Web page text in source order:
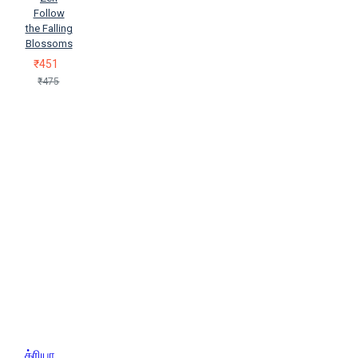
Follow
the Falling
Blossoms
₹451
₹475
க்ரியா